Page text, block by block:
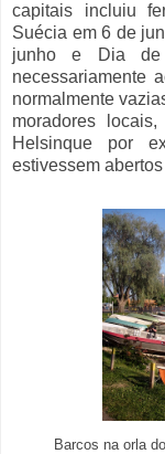
capitais incluiu
Suécia em 6 de
junho e Dia de
necessariamente
normalmente
moradores
Helsinque por
estivessem
Barcos na orla